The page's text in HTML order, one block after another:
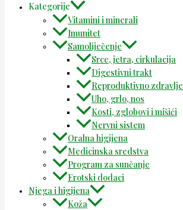
Kategorije
Vitamini i minerali
Imunitet
Samoliječenje
Srce, jetra, cirkulacija
Digestivni trakt
Reproduktivno zdravlje
Uho, grlo, nos
Kosti, zglobovi i mišići
Nervni sistem
Oralna higijena
Medicinska sredstva
Program za sunčanje
Erotski dodaci
Njega i higijena
Koža